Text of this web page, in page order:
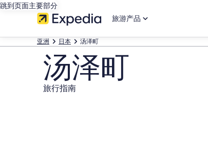
跳到页面主要部分
旅游产品
亚洲 日本 汤泽町
汤泽町
旅行指南